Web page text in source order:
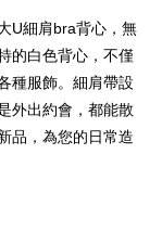
哥大のユーザーは追
号を確認後、分割払
取引が完了します。
続の取引確認ページ
査が通過しない場
」に未通過の状況が
帯電話認証ウィンド
の住所に配送されま
きます。アプリ会員
U細肩bra背心，無
的白色背心，不僅
種服飾。細肩帶設
外出約會，都能散
品，為您的日常造